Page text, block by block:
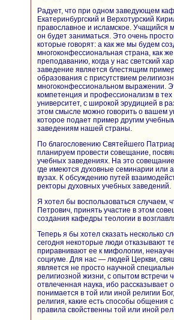
Радует, что при одном заведующем
Екатеринбургский и Верхотурский
православное и исламское. Учащийся
он будет заниматься. Это очень
которые говорят: а как же мы будем
многоконфессиональная страна, как
преподаванию, когда у нас светский
заведение является блестящим
образования с присутствием
многоконфессиональном выражении.
компетенция и профессионализм в
университет, с широкой эрудицией в
этом смысле можно говорить о вашем
которое подает пример другим
заведениям нашей страны.
По благословению Святейшего
планируем провести совещание,
учебных заведениях. На это
где имеются духовные семинарии или
вузах. К обсуждению путей
ректоры духовных учебных заведений.
Я хотел бы воспользоваться случаем,
Петрович, принять участие в этом
создания кафедры теологии в
Теперь я бы хотел сказать несколько
сегодня некоторые люди отказывают
приравнивают ее к мифологии,
социуме. Для нас — людей Церкви,
является не просто научной
религиозной жизни, с опытом встречи
отвлеченная наука, ибо
понимается в той или иной религии
религия, какие есть способы общения
правила свойственны той или иной